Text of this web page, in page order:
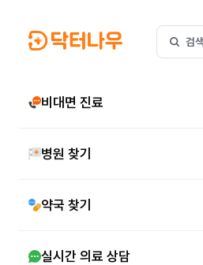
검색
비대면 진료
병원 찾기
약국 찾기
실시간 의료 상담